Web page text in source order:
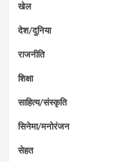
खेल
देश/दुनिया
राजनीति
शिक्षा
साहित्य/संस्कृति
सिनेमा/मनोरंजन
सेहत